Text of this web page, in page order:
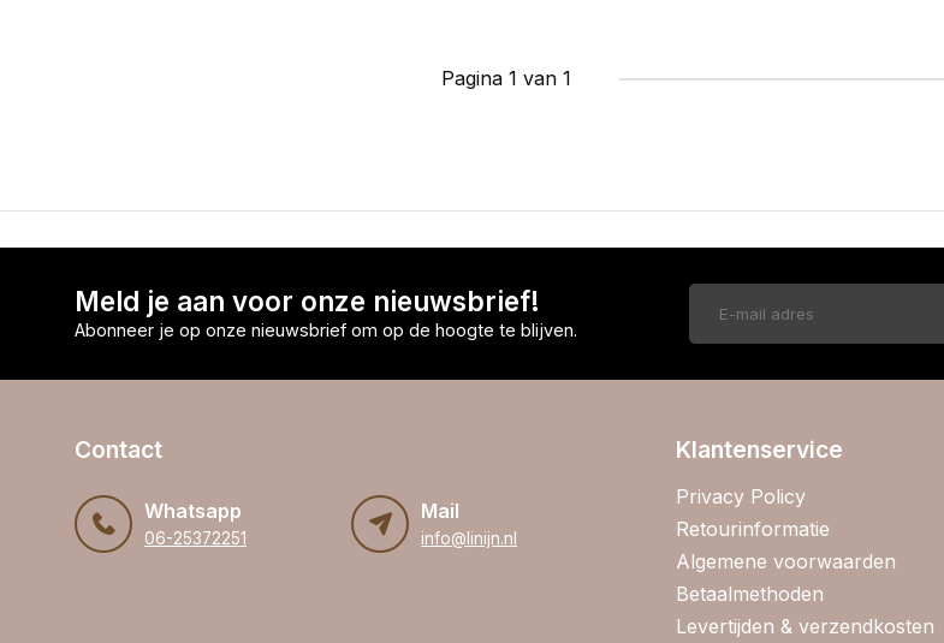
Pagina 1 van 1
Meld je aan voor onze nieuwsbrief!
Abonneer je op onze nieuwsbrief om op de hoogte te blijven.
Contact
Whatsapp
06-25372251
Mail
info@linijn.nl
Klantenservice
Privacy Policy
Retourinformatie
Algemene voorwaarden
Betaalmethoden
Levertijden & verzendkosten